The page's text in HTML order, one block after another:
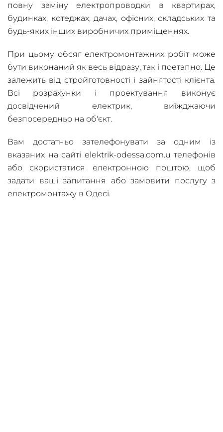
повну заміну електропроводки в квартирах,
будинках, котеджах, дачах, офісних, складських та
будь-яких інших виробничих приміщеннях.
При цьому обсяг електромонтажних робіт може
бути виконаний як весь відразу, так і поетапно. Це
залежить від стройготовності і зайнятості клієнта.
Всі розрахунки і проектування виконує
досвідчений електрик, виїжджаючи
безпосередньо на об'єкт.
Вам достатньо зателефонувати за одним із
вказаних на сайті elektrik-odessa.com.u телефонів
або скористатися електронною поштою, щоб
задати ваші запитання або замовити послугу з
електромонтажу в Одесі.